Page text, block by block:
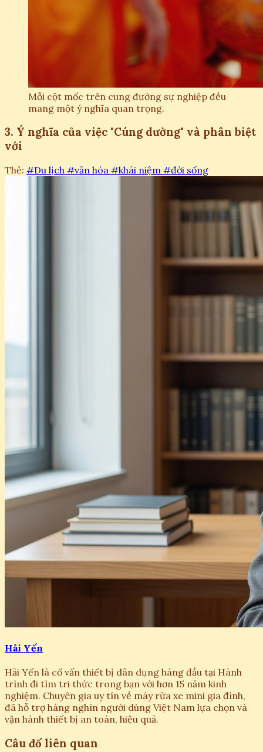
Mỗi cột mốc trên cung đường sự nghiệp đều
mang một ý nghĩa quan trọng.
3. Ý nghĩa của việc "Cúng dường" và phân biệt
với
Thẻ: #Du lịch #văn hóa #khái niệm #đời sống
Hải Yến
Hải Yến là cố vấn thiết bị dân dụng hàng đầu tại Hành
trình đi tìm tri thức trong bạn với hơn 15 năm kinh
nghiệm. Chuyên gia uy tín về máy rửa xe mini gia đình,
đã hỗ trợ hàng nghìn người dùng Việt Nam lựa chọn và
vận hành thiết bị an toàn, hiệu quả.
Câu đố liên quan